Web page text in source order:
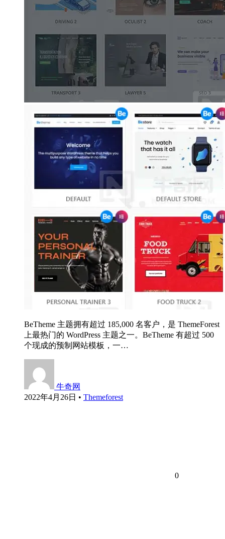
BeTheme 主题拥有超过 185,000 名客户，是 ThemeForest
上最热门的 WordPress 主题之一。BeTheme 有超过 500
个现成的预制网站模板，一…
牛奇网
2022年4月26日 • Themeforest
0